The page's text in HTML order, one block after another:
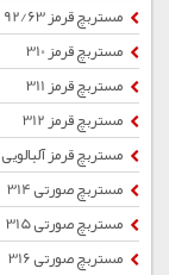
مستربچ قرمز 92/63
مستربچ قرمز 310
مستربچ قرمز 311
مستربچ قرمز 312
مستربچ قرمز آلبالویی 313
مستربچ صورتی 314
مستربچ صورتی 315
مستربچ صورتی 316